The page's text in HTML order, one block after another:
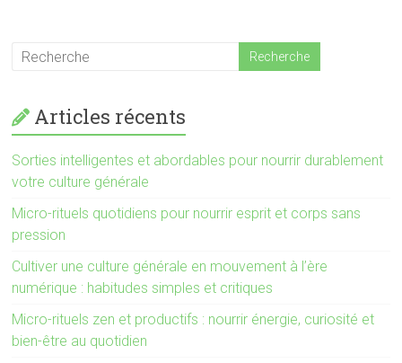
Articles récents
Sorties intelligentes et abordables pour nourrir durablement
votre culture générale
Micro-rituels quotidiens pour nourrir esprit et corps sans
pression
Cultiver une culture générale en mouvement à l’ère
numérique : habitudes simples et critiques
Micro-rituels zen et productifs : nourrir énergie, curiosité et
bien-être au quotidien